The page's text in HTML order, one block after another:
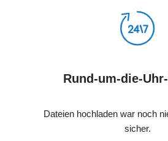
Rund-um-die-
Dateien hochladen war noch
sicher.